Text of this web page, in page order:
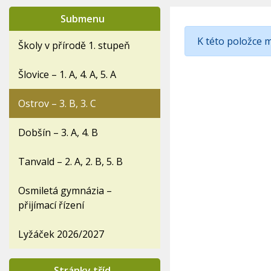
K této položce
Submenu
Školy v přírodě 1. stupeň
Šlovice – 1. A, 4. A, 5. A
Ostrov – 3. B, 3. C
Dobšín – 3. A, 4. B
Tanvald – 2. A, 2. B, 5. B
Osmiletá gymnázia –
přijímací řízení
Lyžáček 2026/2027